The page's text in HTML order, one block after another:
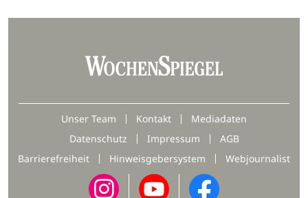
Unser Team Kontakt
Mediadaten
Datenschutz
Impressum
AGB
Barrierefreiheit
Hinweisgebersystem Webjournalist